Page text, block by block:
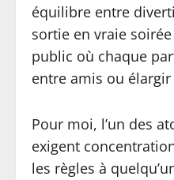
équilibre entre
sortie en vraie
public où chaque
entre amis ou
Pour moi, l’un des
exigent
les règles à